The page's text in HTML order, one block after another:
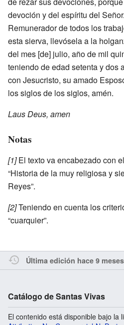
devoción y del espíritu del
Remunerador de todos los
esta sierva, llevósela a la
del mes [de] julio, año de mil
teniendo de edad setenta y dos
con Jesucristo, su amado
los siglos de los siglos, amén.
Laus Deus, amen
Notas
[1]El texto va encabezado con
“Historia de la muy religiosa y
Reyes”.
[2]Teniendo en cuenta los
“cuarquier”.
Última edición hace 9 meses
Catálogo de Santas Vivas
El contenido está disponible bajo la